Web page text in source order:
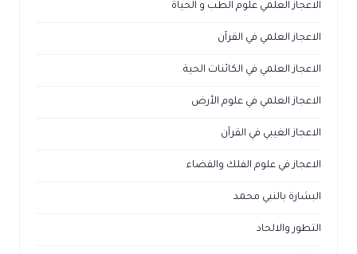
الاعجاز العلمي علوم الطب و الحياة
الاعجاز العلمي في القرآن
الاعجاز العلمي في الكائنات الحية
الاعجاز العلمي في علوم الأرض
الاعجاز الغيبي في القرآن
الاعجاز في علوم الفلك والفضاء
البشارة بالنبي محمد
التطور والالحاد